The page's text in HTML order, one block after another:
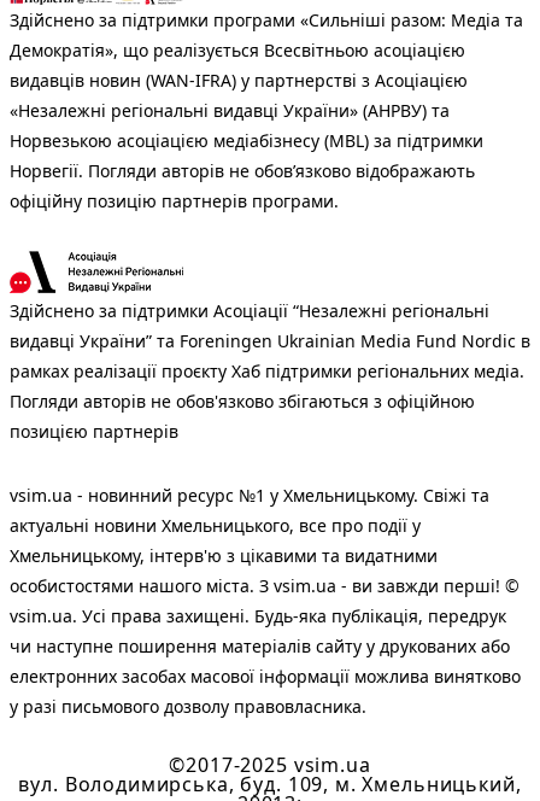
Здійснено за підтримки програми «Сильніші разом: Медіа та
Демократія», що реалізується Всесвітньою асоціацією
видавців новин (WAN-IFRA) у партнерстві з Асоціацією
«Незалежні регіональні видавці України» (АНРВУ) та
Норвезькою асоціацією медіабізнесу (MBL) за підтримки
Норвегії. Погляди авторів не обов’язково відображають
офіційну позицію партнерів програми.
Здійснено за підтримки Асоціації “Незалежні регіональні
видавці України” та Foreningen Ukrainian Media Fund Nordic в
рамках реалізації проєкту Хаб підтримки регіональних медіа.
Погляди авторів не обов'язково збігаються з офіційною
позицією партнерів
vsim.ua - новинний ресурс №1 у Хмельницькому. Свіжі та
актуальні новини Хмельницького, все про події у
Хмельницькому, інтерв'ю з цікавими та видатними
особистостями нашого міста. З vsim.ua - ви завжди перші! ©
vsim.ua. Усі права захищені. Будь-яка публiкацiя, передрук
чи наступне поширення матеріалів сайту у друкованих або
електронних засобах масової інформації можлива винятково
у разі письмового дозволу правовласника.
©2017-2025 vsim.ua
вул. Володимирська, буд. 109, м. Хмельницький,